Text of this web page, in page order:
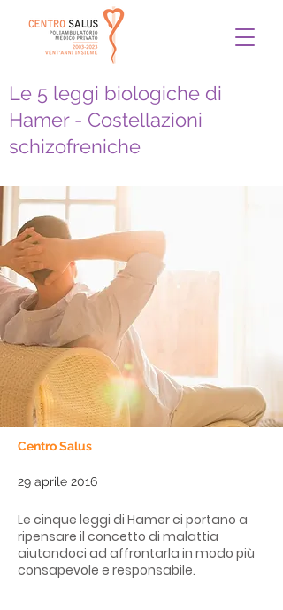
Le 5 leggi biologiche di
Hamer - Costellazioni
schizofreniche
Centro Salus
29 aprile 2016
Le cinque leggi di Hamer ci portano a
ripensare il concetto di malattia
aiutandoci ad affrontarla in modo più
consapevole e responsabile.